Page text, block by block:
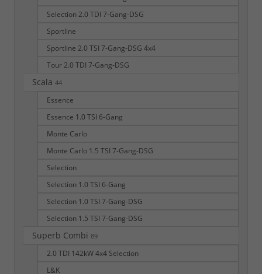
Selection 2.0 TDI 7-Gang-DSG
Sportline
Sportline 2.0 TSI 7-Gang-DSG 4x4
Tour 2.0 TDI 7-Gang-DSG
Scala 44
Essence
Essence 1.0 TSI 6-Gang
Monte Carlo
Monte Carlo 1.5 TSI 7-Gang-DSG
Selection
Selection 1.0 TSI 6-Gang
Selection 1.0 TSI 7-Gang-DSG
Selection 1.5 TSI 7-Gang-DSG
Superb Combi 89
2.0 TDI 142kW 4x4 Selection
L&K